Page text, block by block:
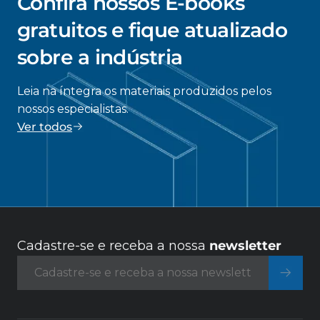
gratuitos e fique atualizado
sobre a indústria
Leia na íntegra os materiais produzidos pelos
nossos especialistas.
Ver todos
Cadastre-se e receba a nossa newsletter